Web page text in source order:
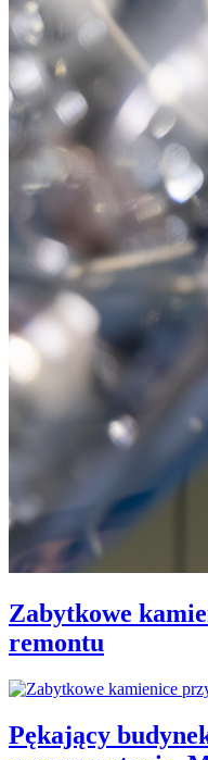
Zabytkowe
remontu
Pękający